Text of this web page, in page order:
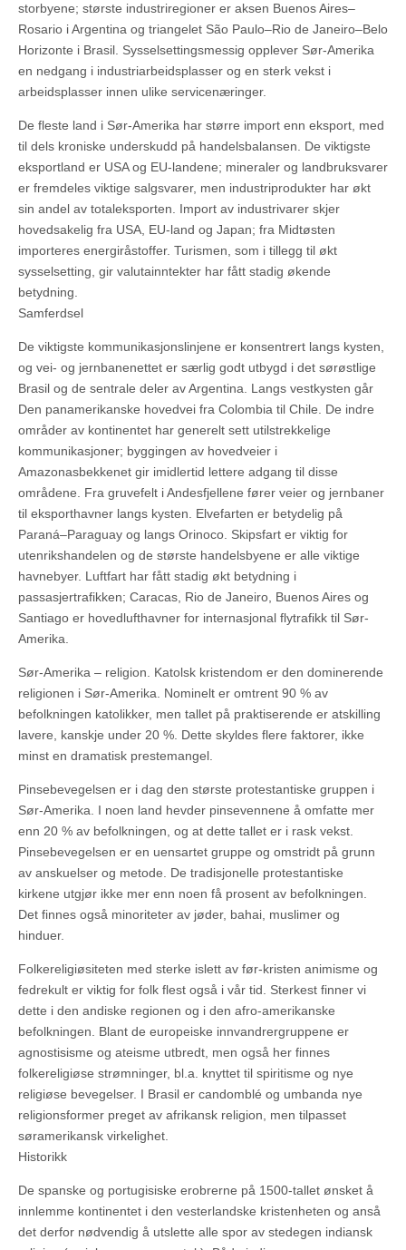
storbyene; største industriregioner er aksen Buenos Aires–
Rosario i Argentina og triangelet São Paulo–Rio de Janeiro–Belo
Horizonte i Brasil. Sysselsettingsmessig opplever Sør-Amerika
en nedgang i industriarbeidsplasser og en sterk vekst i
arbeidsplasser innen ulike servicenæringer.
De fleste land i Sør-Amerika har større import enn eksport, med
til dels kroniske underskudd på handelsbalansen. De viktigste
eksportland er USA og EU-landene; mineraler og landbruksvarer
er fremdeles viktige salgsvarer, men industriprodukter har økt
sin andel av totaleksporten. Import av industrivarer skjer
hovedsakelig fra USA, EU-land og Japan; fra Midtøsten
importeres energiråstoffer. Turismen, som i tillegg til økt
sysselsetting, gir valutainntekter har fått stadig økende
betydning.
Samferdsel
De viktigste kommunikasjonslinjene er konsentrert langs kysten,
og vei- og jernbanenettet er særlig godt utbygd i det sørøstlige
Brasil og de sentrale deler av Argentina. Langs vestkysten går
Den panamerikanske hovedvei fra Colombia til Chile. De indre
områder av kontinentet har generelt sett utilstrekkelige
kommunikasjoner; byggingen av hovedveier i
Amazonasbekkenet gir imidlertid lettere adgang til disse
områdene. Fra gruvefelt i Andesfjellene fører veier og jernbaner
til eksporthavner langs kysten. Elvefarten er betydelig på
Paraná–Paraguay og langs Orinoco. Skipsfart er viktig for
utenrikshandelen og de største handelsbyene er alle viktige
havnebyer. Luftfart har fått stadig økt betydning i
passasjertrafikken; Caracas, Rio de Janeiro, Buenos Aires og
Santiago er hovedlufthavner for internasjonal flytrafikk til Sør-
Amerika.
Sør-Amerika – religion. Katolsk kristendom er den dominerende
religionen i Sør-Amerika. Nominelt er omtrent 90 % av
befolkningen katolikker, men tallet på praktiserende er atskilling
lavere, kanskje under 20 %. Dette skyldes flere faktorer, ikke
minst en dramatisk prestemangel.
Pinsebevegelsen er i dag den største protestantiske gruppen i
Sør-Amerika. I noen land hevder pinsevennene å omfatte mer
enn 20 % av befolkningen, og at dette tallet er i rask vekst.
Pinsebevegelsen er en uensartet gruppe og omstridt på grunn
av anskuelser og metode. De tradisjonelle protestantiske
kirkene utgjør ikke mer enn noen få prosent av befolkningen.
Det finnes også minoriteter av jøder, bahai, muslimer og
hinduer.
Folkereligiøsiteten med sterke islett av før-kristen animisme og
fedrekult er viktig for folk flest også i vår tid. Sterkest finner vi
dette i den andiske regionen og i den afro-amerikanske
befolkningen. Blant de europeiske innvandrergruppene er
agnostisisme og ateisme utbredt, men også her finnes
folkereligiøse strømninger, bl.a. knyttet til spiritisme og nye
religiøse bevegelser. I Brasil er candomblé og umbanda nye
religionsformer preget av afrikansk religion, men tilpasset
søramerikansk virkelighet.
Historikk
De spanske og portugisiske erobrerne på 1500-tallet ønsket å
innlemme kontinentet i den vesterlandske kristenheten og anså
det derfor nødvendig å utslette alle spor av stedegen indiansk